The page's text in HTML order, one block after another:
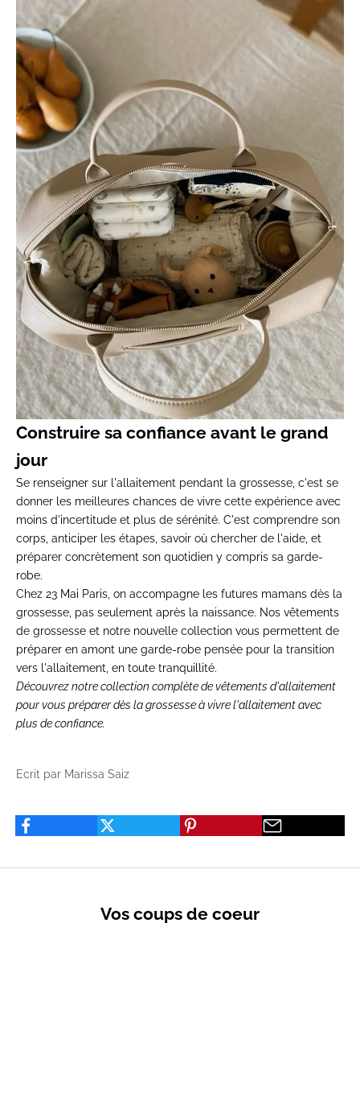
Construire sa confiance avant le grand
jour
Se renseigner sur l'allaitement pendant la grossesse, c'est se
donner les meilleures chances de vivre cette expérience avec
moins d'incertitude et plus de sérénité. C'est comprendre son
corps, anticiper les étapes, savoir où chercher de l'aide, et
préparer concrètement son quotidien y compris sa garde-
robe.
Chez 23 Mai Paris, on accompagne les futures mamans dès la
grossesse, pas seulement après la naissance. Nos vêtements
de grossesse et notre nouvelle collection vous permettent de
préparer en amont une garde-robe pensée pour la transition
vers l'allaitement, en toute tranquillité.
Découvrez notre collection complète devêtements d'allaitement
pour vous préparer dès la grossesse à vivre l'allaitement avec
plus de confiance.
Ecrit par Marissa Saiz
Vos coups de coeur